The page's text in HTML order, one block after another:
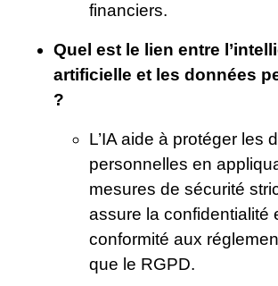
financiers.
Quel est le lien entre
artificielle et les données
?
L’IA aide à protéger les
personnelles en
mesures de sécurité
assure la confidentialité
conformité aux
que le RGPD.